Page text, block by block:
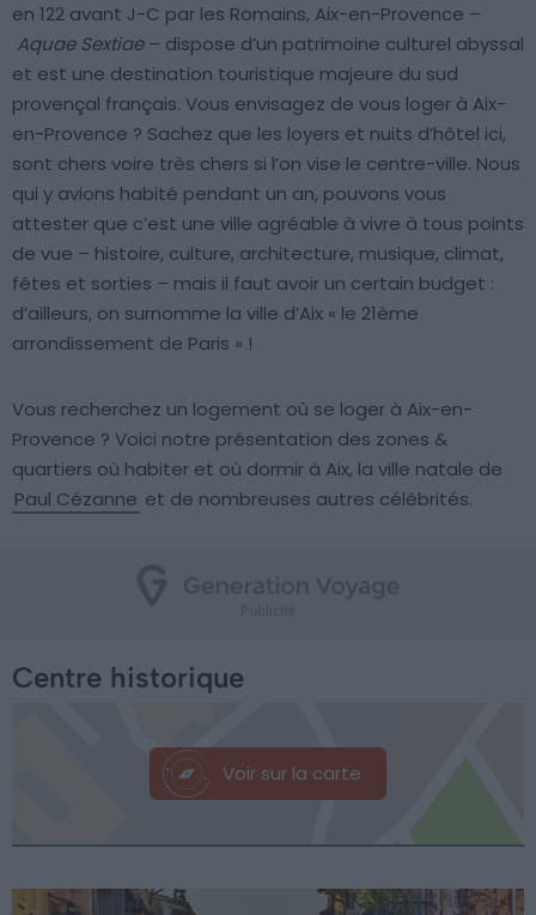
en 122 avant J-C par les Romains, Aix-en-Provence –
Aquae Sextiae– dispose d’un patrimoine culturel abyssal
et est une destination touristique majeure du sud
provençal français. Vous envisagez de vous loger à Aix-
en-Provence ? Sachez que les loyers et nuits d’hôtel ici,
sont chers voire très chers si l’on vise le centre-ville. Nous
qui y avions habité pendant un an, pouvons vous
attester que c’est une ville agréable à vivre à tous points
de vue – histoire, culture, architecture, musique, climat,
fêtes et sorties – mais il faut avoir un certain budget :
d’ailleurs, on surnomme la ville d’Aix « le 21ème
arrondissement de Paris » !
Vous recherchez un logement où se loger à Aix-en-
Provence ? Voici notre présentation des zones &
quartiers où habiter et où dormir à Aix, la ville natale de
Paul Cézanne et de nombreuses autres célébrités.
Centre historique
Voir sur la carte